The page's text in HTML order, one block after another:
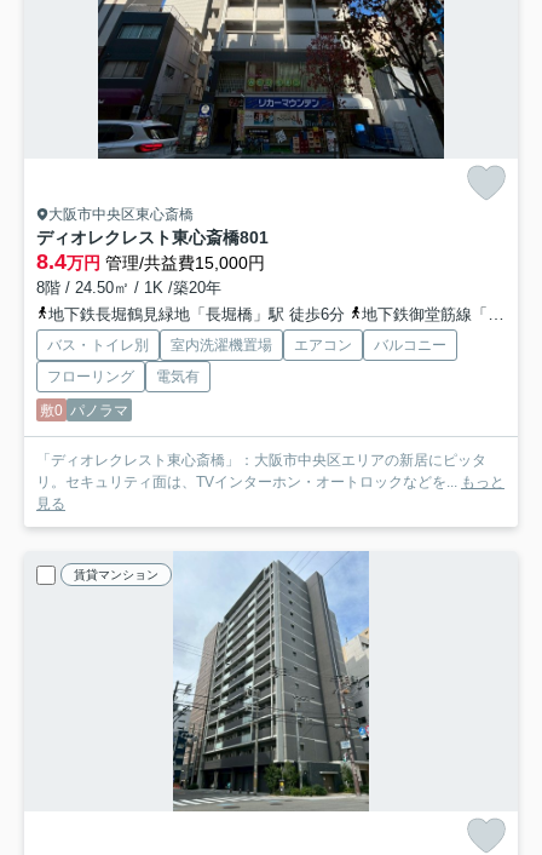
大阪市中央区東心斎橋
ディオレクレスト東心斎橋801
8.4万円 管理/共益費15,000円
8階 / 24.50㎡ / 1K /築20年
地下鉄長堀鶴見緑地「長堀橋」駅 徒歩6分
地下鉄御堂筋線「心斎橋」駅 徒歩10分
バス・トイレ別 室内洗濯機置場 エアコン
バルコニー
フローリング
電気有
敷0 パノラマ
「ディオレクレスト東心斎橋」：大阪市中央区エリアの新居にピッタ
リ。セキュリティ面は、TVインターホン・オートロックなどを... もっと
見る
賃貸マンション